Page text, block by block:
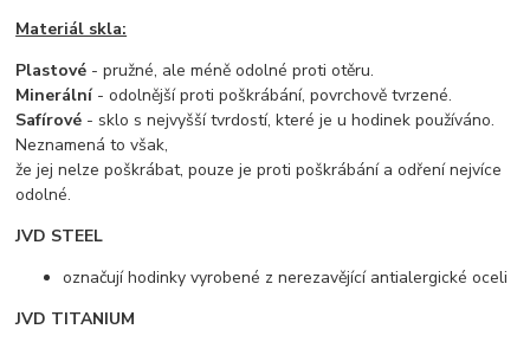
Materiál skla:
Plastové - pružné, ale méně odolné proti otěru.
Minerální- odolnější proti poškrábání, povrchově tvrzené.
Safírové - sklo s nejvyšší tvrdostí, které je u hodinek používáno.
Neznamená to však,
že jej nelze poškrábat, pouze je proti poškrábání a odření nejvíce
odolné.
JVD STEEL
označují hodinky vyrobené z nerezavějící antialergické oceli
JVD TITANIUM